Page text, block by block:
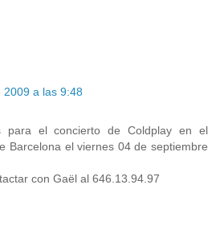
2009 a las 9:48
para el concierto de Coldplay en el
Barcelona el viernes 04 de septiembre
con Gaël al 646.13.94.97